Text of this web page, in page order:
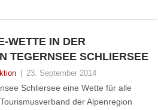
WETTE IN DER
TEGERNSEE SCHLIERSEE
23. September 2014
Schliersee eine Wette für alle
der Alpenregion